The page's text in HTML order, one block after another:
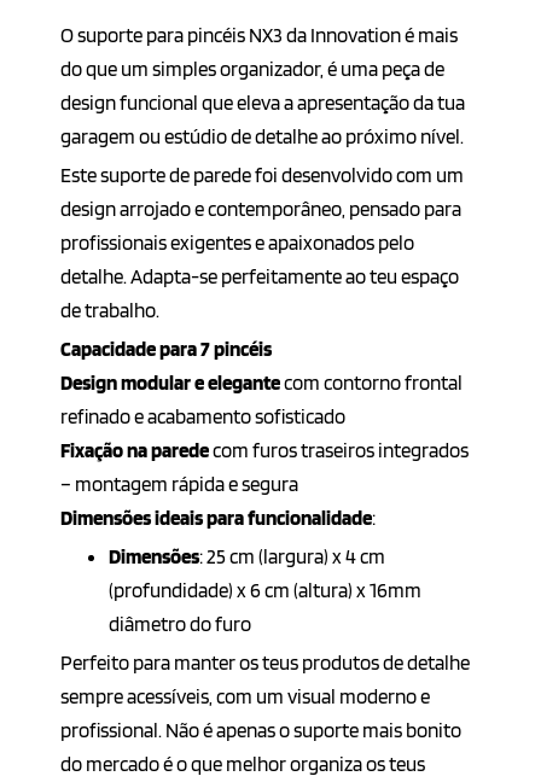
O suporte para pincéis NX3 da Innovation é mais
do que um simples organizador, é uma peça de
design funcional que eleva a apresentação da tua
garagem ou estúdio de detalhe ao próximo nível.
Este suporte de parede foi desenvolvido com um
design arrojado e contemporâneo, pensado para
profissionais exigentes e apaixonados pelo
detalhe. Adapta-se perfeitamente ao teu espaço
de trabalho.
Capacidade para 7 pincéis
Design modular e elegantecom contorno frontal
refinado e acabamento sofisticado
Fixação na paredecom furos traseiros integrados
– montagem rápida e segura
Dimensões ideais para funcionalidade:
Dimensões: 25 cm (largura) x 4 cm
(profundidade) x 6 cm (altura) x 16mm
diâmetro do furo
Perfeito para manter os teus produtos de detalhe
sempre acessíveis, com um visual moderno e
profissional. Não é apenas o suporte mais bonito
do mercado é o que melhor organiza os teus